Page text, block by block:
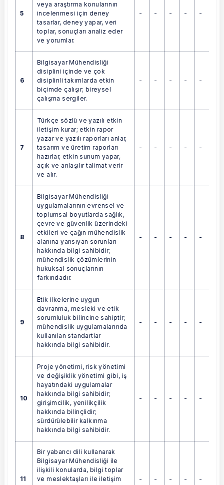
5
veya araştırma konularının
incelenmesi için deney
tasarlar, deney yapar, veri
toplar, sonuçları analiz eder
ve yorumlar.
- - - - -
6
Bilgisayar Mühendisliği
disiplini içinde ve çok
disiplinli takımlarda etkin
biçimde çalışır; bireysel
çalışma sergiler.
- - - - -
7
Türkçe sözlü ve yazılı etkin
iletişim kurar; etkin rapor
yazar ve yazılı raporları anlar,
tasarım ve üretim raporları
hazırlar, etkin sunum yapar,
açık ve anlaşılır talimat verir
ve alır.
- - - - -
8
Bilgisayar Mühendisliği
uygulamalarının evrensel ve
toplumsal boyutlarda sağlık,
çevre ve güvenlik üzerindeki
etkileri ve çağın mühendislik
alanına yansıyan sorunları
hakkında bilgi sahibidir;
mühendislik çözümlerinin
hukuksal sonuçlarının
farkındadır.
- - - - -
9
Etik ilkelerine uygun
davranma, mesleki ve etik
sorumluluk bilincine sahiptir;
mühendislik uygulamalarında
kullanılan standartlar
hakkında bilgi sahibidir.
- - - - -
10
Proje yönetimi, risk yönetimi
ve değişiklik yönetimi gibi, iş
hayatındaki uygulamalar
hakkında bilgi sahibidir;
girişimcilik, yenilikçilik
hakkında bilinçlidir;
sürdürülebilir kalkınma
hakkında bilgi sahibidir.
- - - - -
11
Bir yabancı dili kullanarak
Bilgisayar Mühendisliği ile
ilişkili konularda, bilgi toplar
ve meslektaşları ile iletişim
- - - - -